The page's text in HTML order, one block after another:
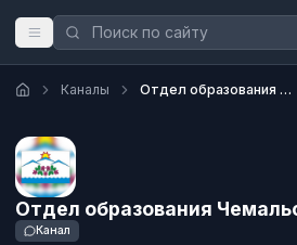
Каналы Отдел образования Чемальского района
Отдел образования
Канал